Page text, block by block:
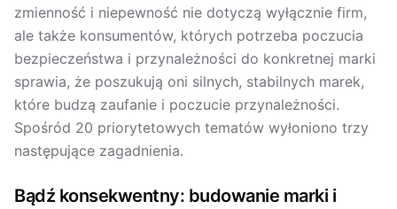
zmienność i niepewność nie dotyczą wyłącznie firm,
ale także konsumentów, których potrzeba poczucia
bezpieczeństwa i przynależności do konkretnej marki
sprawia, że poszukują oni silnych, stabilnych marek,
które budzą zaufanie i poczucie przynależności.
Spośród 20 priorytetowych tematów wyłoniono trzy
następujące zagadnienia.
Bądź konsekwentny: budowanie marki i